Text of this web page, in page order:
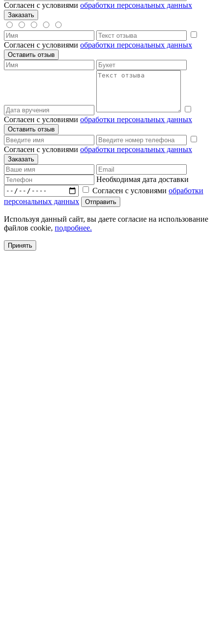
Согласен с условиями обработки персональных данных
Согласен с условиями обработки персональных данных
Согласен с условиями обработки персональных данных
Согласен с условиями обработки персональных данных
Необходимая дата доставки
Согласен с условиями обработки
персональных данных
Используя данный сайт, вы даете согласие на использование
файлов cookie, подробнее.
Принять